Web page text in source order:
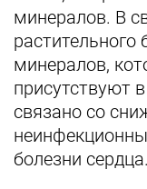
минералов. В
минералов,
присутствуют
связано со
болезни сердца.